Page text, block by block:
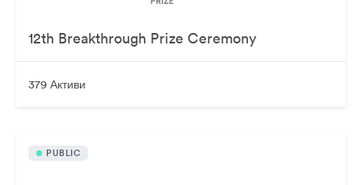
12th Breakthrough Prize Ceremony
379 Активи
PUBLIC